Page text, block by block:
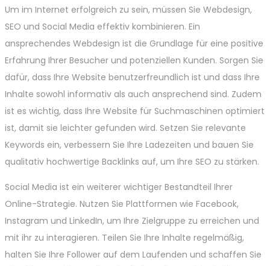
Um im Internet erfolgreich zu sein, müssen Sie Webdesign,
SEO und Social Media effektiv kombinieren. Ein
ansprechendes Webdesign ist die Grundlage für eine positive
Erfahrung Ihrer Besucher und potenziellen Kunden. Sorgen Sie
dafür, dass Ihre Website benutzerfreundlich ist und dass Ihre
Inhalte sowohl informativ als auch ansprechend sind. Zudem
ist es wichtig, dass Ihre Website für Suchmaschinen optimiert
ist, damit sie leichter gefunden wird. Setzen Sie relevante
Keywords ein, verbessern Sie Ihre Ladezeiten und bauen Sie
qualitativ hochwertige Backlinks auf, um Ihre SEO zu stärken.
Social Media ist ein weiterer wichtiger Bestandteil Ihrer
Online-Strategie. Nutzen Sie Plattformen wie Facebook,
Instagram und LinkedIn, um Ihre Zielgruppe zu erreichen und
mit ihr zu interagieren. Teilen Sie Ihre Inhalte regelmäßig,
halten Sie Ihre Follower auf dem Laufenden und schaffen Sie